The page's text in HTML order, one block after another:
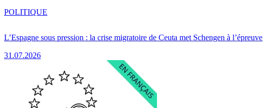
L’Espagne sous pression : la crise migratoire de Ceuta met Schengen à l’épreuve
31.07.2026
POLITIQUE